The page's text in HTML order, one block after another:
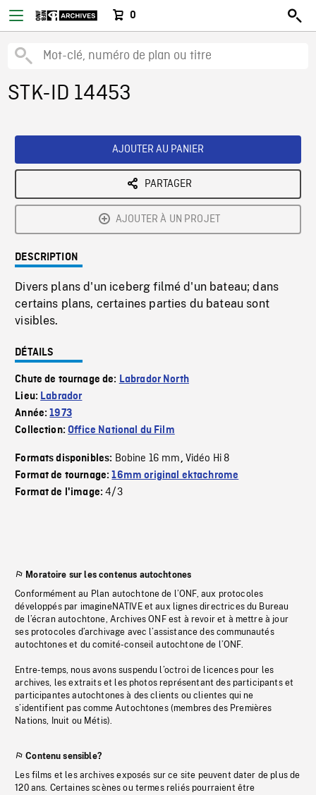
0
STK-ID 14453
AJOUTER AU PANIER
PARTAGER
AJOUTER À UN PROJET
DESCRIPTION
Divers plans d'un iceberg filmé d'un bateau; dans
certains plans, certaines parties du bateau sont
visibles.
DÉTAILS
Chute de tournage de: Labrador North
Lieu: Labrador
Année:1973
Collection:Office National du Film
Formats disponibles: Bobine 16 mm, Vidéo Hi 8
Format de tournage:16mm original ektachrome
Format de l'image:4/3
Moratoire sur les contenus autochtones
Conformément au Plan autochtone de l’ONF, aux protocoles
développés par imagineNATIVE et aux lignes directrices du Bureau
de l’écran autochtone, Archives ONF est à revoir et à mettre à jour
ses protocoles d’archivage avec l’assistance des communautés
autochtones et du comité-conseil autochtone de l’ONF.
Entre-temps, nous avons suspendu l’octroi de licences pour les
archives, les extraits et les photos représentant des participants et
participantes autochtones à des clients ou clientes qui ne
s’identifient pas comme Autochtones (membres des Premières
Nations, Inuit ou Métis).
Contenu sensible?
Les films et les archives exposés sur ce site peuvent dater de plus de
120 ans. Certaines scènes ou termes reliés pourraient être